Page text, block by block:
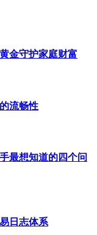
金守护家庭财富
流畅性
最想知道的四个问
日志体系